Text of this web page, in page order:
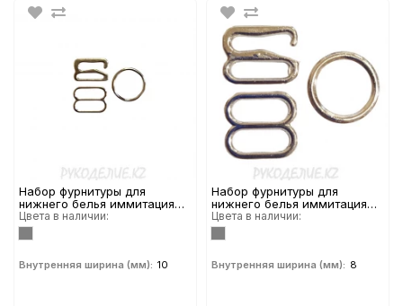
Набор фурнитуры для
нижнего белья иммитация
металла 10мм
Цвета в наличии:
Внутренняя ширина (мм): 10
Набор фурнитуры для
нижнего белья иммитация
металла 8мм
Цвета в наличии:
Внутренняя ширина (мм): 8